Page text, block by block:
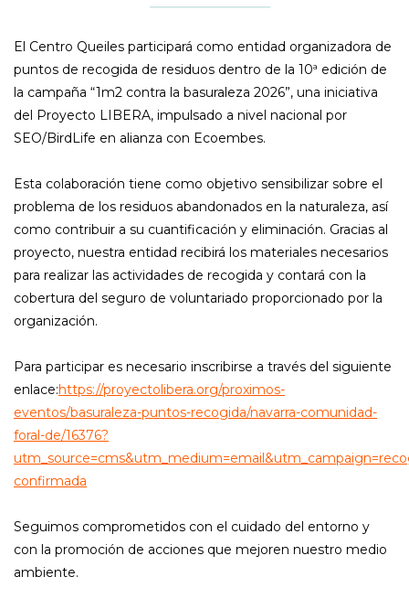
El Centro Queiles participará como entidad organizadora de
puntos de recogida de residuos dentro de la 10ª edición de
la campaña “1m2 contra la basuraleza 2026”, una iniciativa
del Proyecto LIBERA, impulsado a nivel nacional por
SEO/BirdLife en alianza con Ecoembes.
Esta colaboración tiene como objetivo sensibilizar sobre el
problema de los residuos abandonados en la naturaleza, así
como contribuir a su cuantificación y eliminación. Gracias al
proyecto, nuestra entidad recibirá los materiales necesarios
para realizar las actividades de recogida y contará con la
cobertura del seguro de voluntariado proporcionado por la
organización.
Para participar es necesario inscribirse a través del siguiente
enlace:https://proyectolibera.org/proximos-
eventos/basuraleza-puntos-recogida/navarra-comunidad-
foral-de/16376?
confirmada
Seguimos comprometidos con el cuidado del entorno y
con la promoción de acciones que mejoren nuestro medio
ambiente.